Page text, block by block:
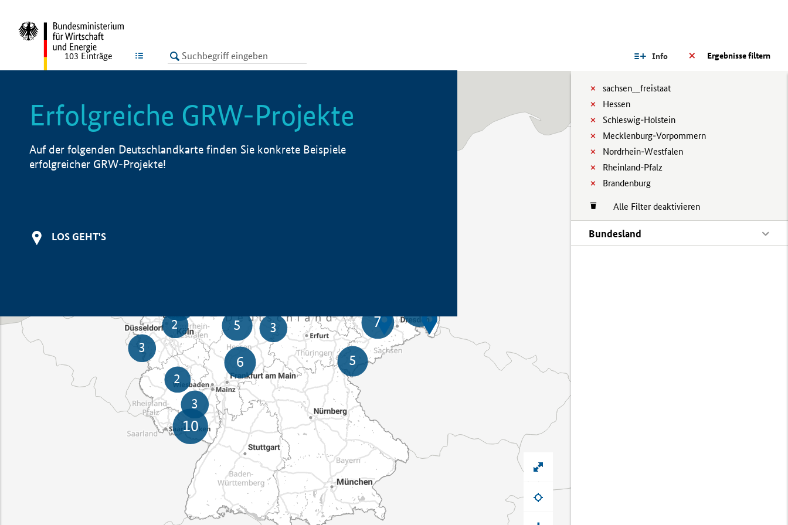
LISTE Ergebnisse filtern
Info
sachsen__freistaat
Hessen
Schleswig-Holstein
Mecklenburg-Vorpommern
Nordrhein-Westfalen
Rheinland-Pfalz
Brandenburg
Alle Filter deaktivieren
Bundesland
103 Einträge
Erfolgreiche GRW-Projekte
Auf der folgenden Deutschlandkarte finden Sie konkrete Beispiele
erfolgreicher GRW-Projekte!
LOS GEHT'S